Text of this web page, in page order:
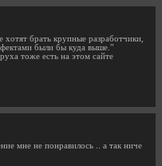
брать крупные разработчики,
были бы куда выше."
тоже есть на этом сайте
мне не понравилось .. а так ниче